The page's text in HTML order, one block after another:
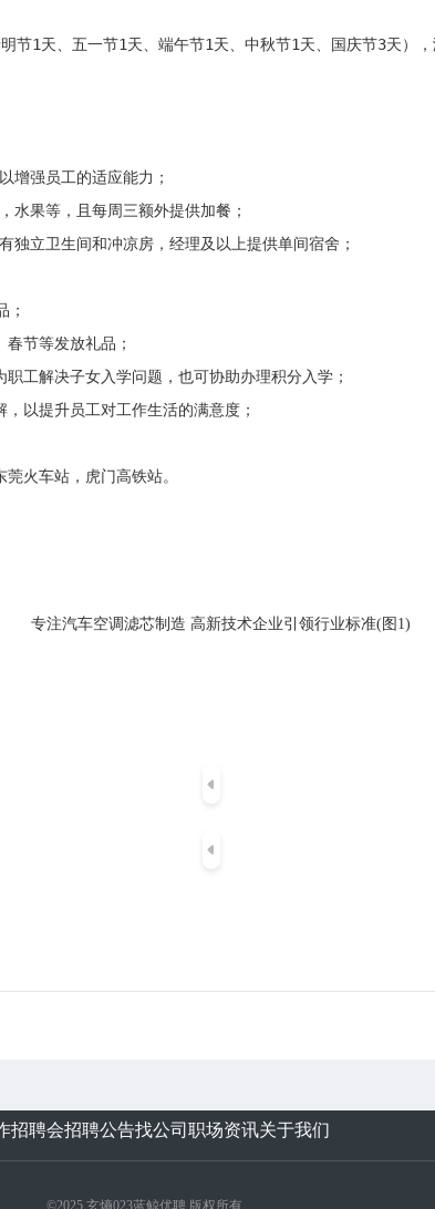
节1天、五一节1天、端午节1天、中秋节1天、国庆节3天），
增强员工的适应能力；
水果等，且每周三额外提供加餐；
独立卫生间和冲凉房，经理及以上提供单间宿舍；
；
节等发放礼品；
工解决子女入学问题，也可协助办理积分入学；
以提升员工对工作生活的满意度；
火车站，虎门高铁站。
招聘会招聘公告找公司 职场资讯关于我们
©2025 玄熵023蓝鲸优聘 版权所有